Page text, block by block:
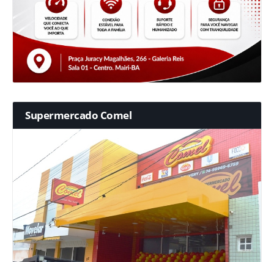
Supermercado Comel